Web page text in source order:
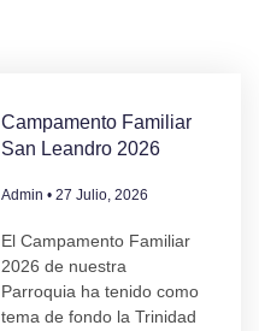
Campamento Familiar
San Leandro 2026
Admin 27 Julio, 2026
El Campamento Familiar
2026 de nuestra
Parroquia ha tenido como
tema de fondo la Trinidad